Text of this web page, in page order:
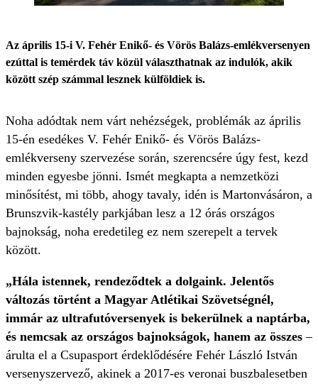
Az április 15-i V. Fehér Enikő- és Vörös Balázs-emlékversenyen
ezúttal is temérdek táv közül választhatnak az indulók, akik
között szép számmal lesznek külföldiek is.
Noha adódtak nem várt nehézségek, problémák az április
15-én esedékes V. Fehér Enikő- és Vörös Balázs-
emlékverseny szervezése során, szerencsére úgy fest, kezd
minden egyesbe jönni. Ismét megkapta a nemzetközi
minősítést, mi több, ahogy tavaly, idén is Martonvásáron, a
Brunszvik-kastély parkjában lesz a 12 órás országos
bajnokság, noha eredetileg ez nem szerepelt a tervek
között.
„Hála istennek, rendeződtek a dolgaink. Jelentős
változás történt a Magyar Atlétikai Szövetségnél,
immár az ultrafutóversenyek is bekerülnek a naptárba,
és nemcsak az országos bajnokságok, hanem az összes –
árulta el a Csupasport érdeklődésére Fehér László István
versenyszervező, akinek a 2017-es veronai buszbalesetben